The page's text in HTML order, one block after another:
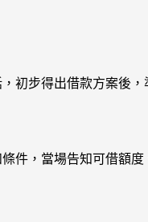
初步得出借款方案後
件，當場告知可借額